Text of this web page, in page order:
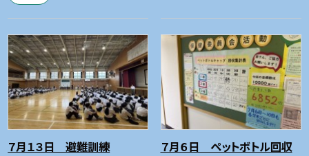
７月１３日 避難訓練
７月６日 ペットボトル回収